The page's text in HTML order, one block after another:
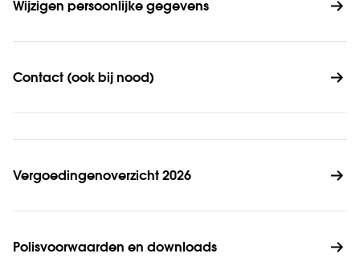
Wijzigen persoonlijke gegevens
Contact (ook bij nood)
Vergoedingenoverzicht 2026
Polisvoorwaarden en downloads